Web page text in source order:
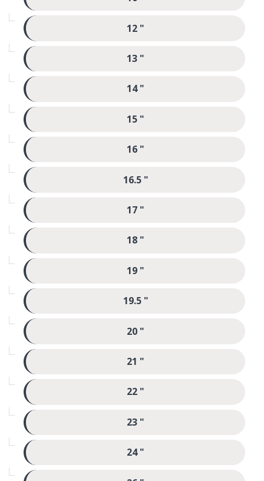
12 "
13 "
14 "
15 "
16 "
16.5 "
17 "
18 "
19 "
19.5 "
20 "
21 "
22 "
23 "
24 "